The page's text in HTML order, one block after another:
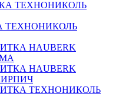
ТЕХНОНИКОЛЬ
HAUBERK
HAUBERK
ТЕХНОНИКОЛЬ